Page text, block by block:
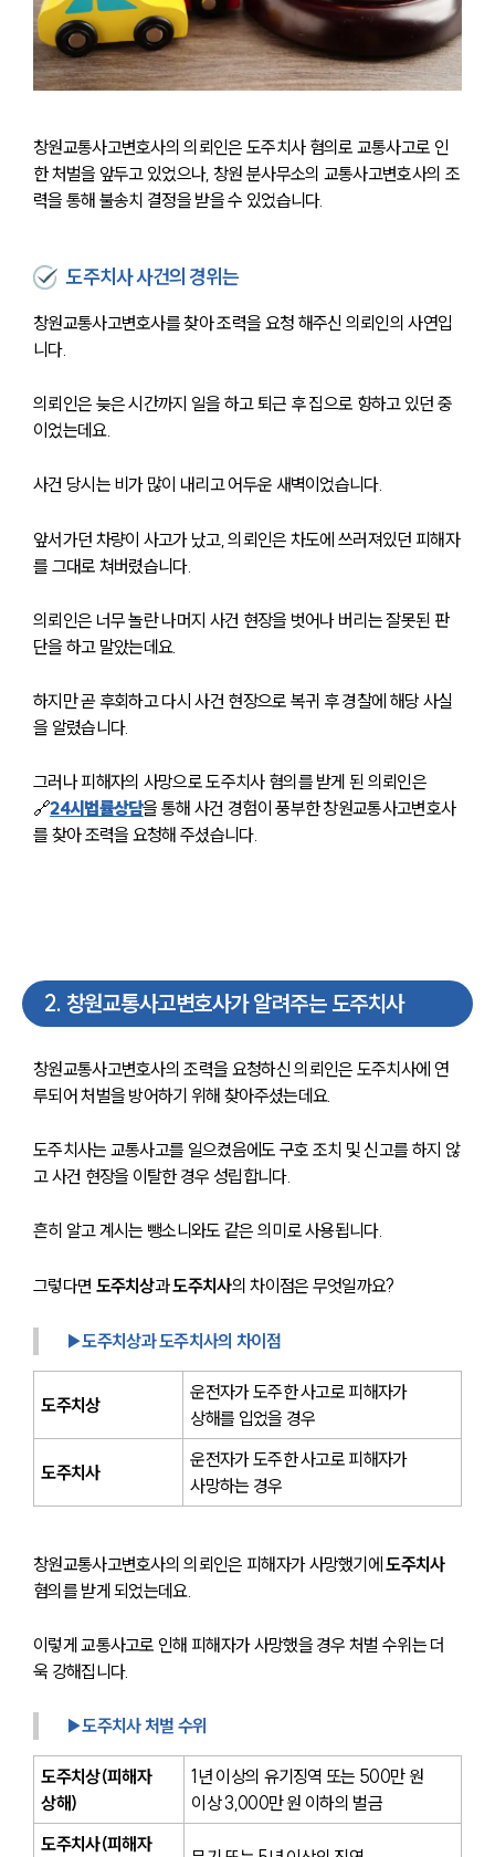
창원교통사고변호사의 의뢰인은 도주치사 혐의로 교통사고로 인
한 처벌을 앞두고 있었으나, 창원 분사무소의 교통사고변호사의 조
력을 통해 불송치 결정을 받을 수 있었습니다.
도주치사 사건의 경위는
창원교통사고변호사를 찾아 조력을 요청 해주신 의뢰인의 사연입
니다.
의뢰인은 늦은 시간까지 일을 하고 퇴근 후 집으로 향하고 있던 중
이었는데요.
사건 당시는 비가 많이 내리고 어두운 새벽이었습니다.
앞서가던 차량이 사고가 났고, 의뢰인은 차도에 쓰러져있던 피해자
를 그대로 쳐버렸습니다.
의뢰인은 너무 놀란 나머지 사건 현장을 벗어나 버리는 잘못된 판
단을 하고 말았는데요.
하지만 곧 후회하고 다시 사건 현장으로 복귀 후 경찰에 해당 사실
을 알렸습니다.
그러나 피해자의 사망으로 도주치사 혐의를 받게 된 의뢰인은
🔗24시법률상담을 통해 사건 경험이 풍부한 창원교통사고변호사
를 찾아 조력을 요청해 주셨습니다.
2. 창원교통사고변호사가 알려주는 도주치사
창원교통사고변호사의 조력을 요청하신 의뢰인은 도주치사에 연
루되어 처벌을 방어하기 위해 찾아주셨는데요.
도주치사는 교통사고를 일으켰음에도 구호 조치 및 신고를 하지 않
고 사건 현장을 이탈한 경우 성립합니다.
흔히 알고 계시는 뺑소니와도 같은 의미로 사용됩니다.
그렇다면 도주치상과 도주치사의 차이점은 무엇일까요?
▶도주치상과 도주치사의 차이점
도주치상
운전자가 도주한 사고로 피해자가
상해를 입었을 경우
도주치사
운전자가 도주한 사고로 피해자가
사망하는 경우
창원교통사고변호사의 의뢰인은 피해자가 사망했기에 도주치사
혐의를 받게 되었는데요.
이렇게 교통사고로 인해 피해자가 사망했을 경우 처벌 수위는 더
욱 강해집니다.
▶도주치사 처벌 수위
도주치상(피해자
상해)
1년 이상의 유기징역 또는 500만 원
이상 3,000만 원 이하의 벌금
도주치사(피해자